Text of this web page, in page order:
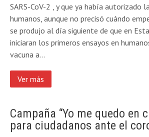
SARS-CoV-2 , y que ya había autorizado
humanos, aunque no precisó cuándo
se produjo al día siguiente de que en
iniciaran los primeros ensayos en
vacuna a…
Ver más
Campaña “Yo me quedo en
para ciudadanos ante el